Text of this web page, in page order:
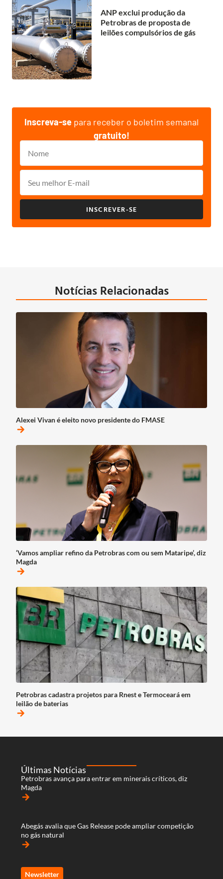
ANP exclui produção da
Petrobras de proposta de
leilões compulsórios de gás
Inscreva-se para receber o boletim semanal
gratuito!
INSCREVER-SE
Notícias Relacionadas
Alexei Vivan é eleito novo presidente do FMASE
arrow_forward
‘Vamos ampliar refino da Petrobras com ou sem Mataripe’, diz
Magda
arrow_forward
Petrobras cadastra projetos para Rnest e Termoceará em
leilão de baterias
arrow_forward
Últimas Notícias
Petrobras avança para entrar em minerais críticos, diz
Magda
arrow_forward
Abegás avalia que Gas Release pode ampliar competição
no gás natural
arrow_forward
Newsletter